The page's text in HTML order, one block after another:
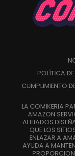
POLÍTICA
CUMPLIMIENTO
LA COMIKERIA
AMAZON
AFILIADOS
QUE LOS
ENLAZAR A
AYUDA A